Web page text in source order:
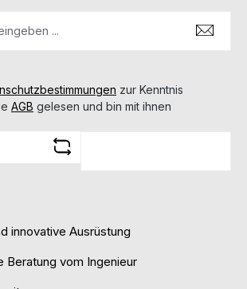
zur Kenntnis
AGB gelesen und bin mit ihnen
innovative Ausrüstung
Beratung vom Ingenieur